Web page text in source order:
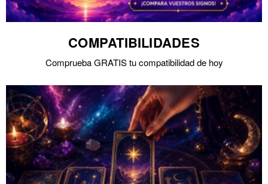
COMPATIBILIDADES
Comprueba GRATIS tu compatibilidad de hoy